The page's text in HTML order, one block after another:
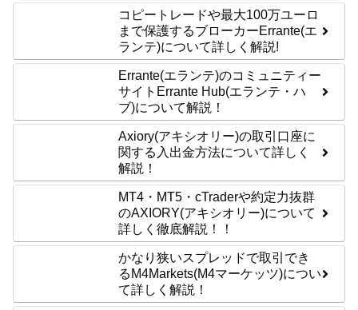
コピートレードや最大100万ユーロ
まで保護するブローカーErrante(エ
ランテ)について詳しく解説!
Errante(エランテ)のコミュニティー
サイトErrante Hub(エランテ・ハ
ブ)について解説！
Axiory(アキシオリー)の取引口座に
関する入出金方法について詳しく
解説！
MT4・MT5・cTraderや約定力抜群
のAXIORY(アキシオリー)について
詳しく徹底解説！！
かなり狭いスプレッドで取引でき
るM4Markets(M4マーケッツ)につい
て詳しく解説！